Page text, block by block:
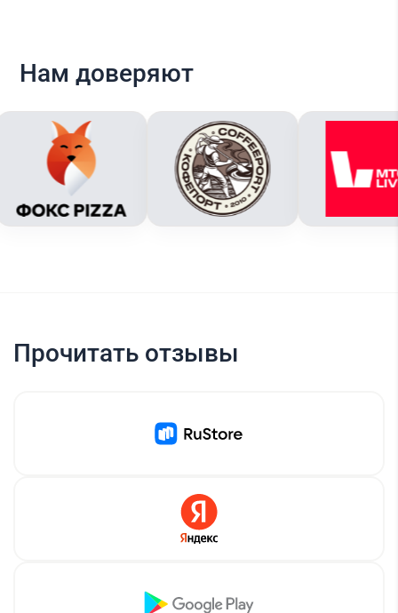
Нам доверяют
Прочитать отзывы